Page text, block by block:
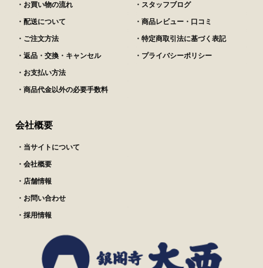
・お買い物の流れ
・配送について
・ご注文方法
・返品・交換・キャンセル
・お支払い方法
・商品代金以外の必要手数料
・スタッフブログ
・商品レビュー・口コミ
・特定商取引法に基づく表記
・プライバシーポリシー
会社概要
・当サイトについて
・会社概要
・店舗情報
・お問い合わせ
・採用情報